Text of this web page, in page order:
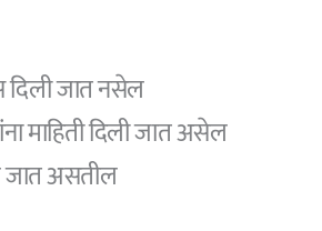
दिली जात नसेल
माहिती दिली जात असेल
जात असतील